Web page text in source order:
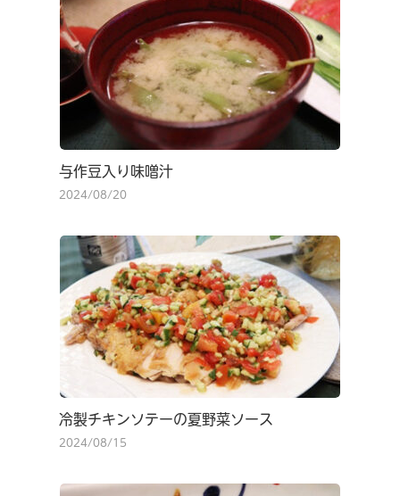
与作豆入り味噌汁
2024/08/20
冷製チキンソテーの夏野菜ソース
2024/08/15